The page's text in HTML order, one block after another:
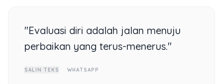
"Evaluasi diri adalah jalan menuju
perbaikan yang terus-menerus."
SALIN TEKS WHATSAPP